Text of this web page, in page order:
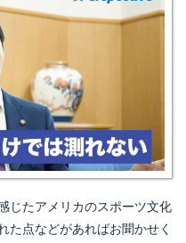
じたアメリカのスポーツ文化
た点などがあればお聞かせく